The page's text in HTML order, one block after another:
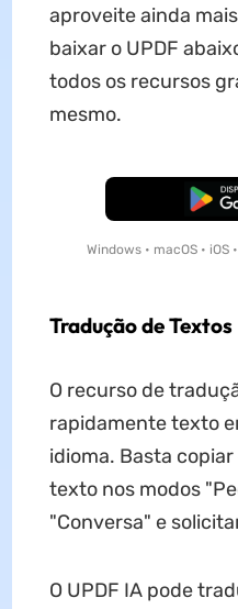
aproveite ainda
baixar o UPDF
todos os recursos
mesmo.
Windows • macOS • iOS
Tradução de Textos
O recurso de
rapidamente texto
idioma. Basta
texto nos modos
"Conversa" e
O UPDF IA pode